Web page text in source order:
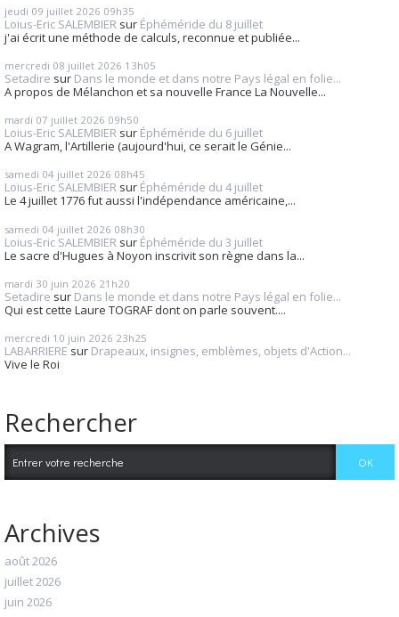
jeudi 09 juillet 2026 09h35
Loius-Eric SALEMBIER sur Éphéméride du 8 juillet
j'ai écrit une méthode de calculs, reconnue et publiée...
mercredi 08 juillet 2026 13h05
Setadire sur Dans le monde et dans notre Pays légal en folie...
A propos de Mélanchon et sa nouvelle France La Nouvelle...
mardi 07 juillet 2026 09h50
Loius-Eric SALEMBIER sur Éphéméride du 6 juillet
A Wagram, l'Artillerie (aujourd'hui, ce serait le Génie...
samedi 04 juillet 2026 08h45
Loius-Eric SALEMBIER sur Éphéméride du 4 juillet
Le 4 juillet 1776 fut aussi l'indépendance américaine,...
samedi 04 juillet 2026 08h30
Loius-Eric SALEMBIER sur Éphéméride du 3 juillet
Le sacre d'Hugues à Noyon inscrivit son règne dans la...
mardi 30 juin 2026 21h20
Setadire sur Dans le monde et dans notre Pays légal en folie...
Qui est cette Laure TOGRAF dont on parle souvent....
mercredi 10 juin 2026 23h25
LABARRIERE sur Drapeaux, insignes, emblèmes, objets d'Action...
Vive le Roi
Rechercher
Archives
août 2026
juillet 2026
juin 2026